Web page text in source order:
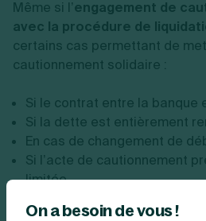
Même si l’engagement de
avec la procédure de
certains cas permettant de
cautionnement solidaire :
Si le contrat entre la banque
Si la dette est entièrement
En cas de changement de
Si l’acte de cautionnement
limitée.
Pour en savoir plus, n’hésitez
On a besoin de vous !